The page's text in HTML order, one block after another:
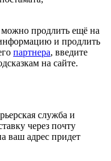
продлить ещё на
и продлить
партнера, введите
на сайте.
служба и
через почту
ваш адрес придет